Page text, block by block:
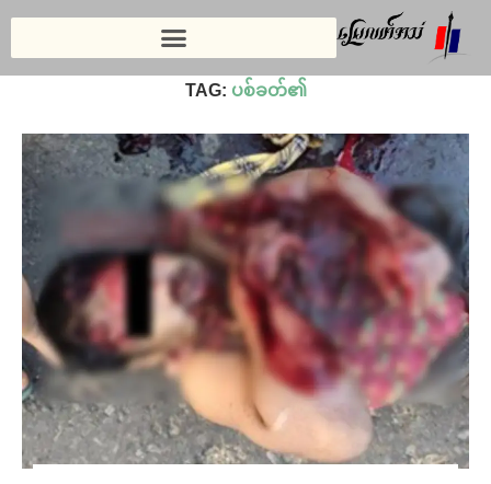
TAG: ပစ်ခတ်၏